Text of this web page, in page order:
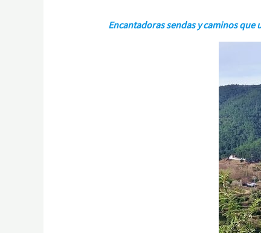
Encantadoras sendas y caminos